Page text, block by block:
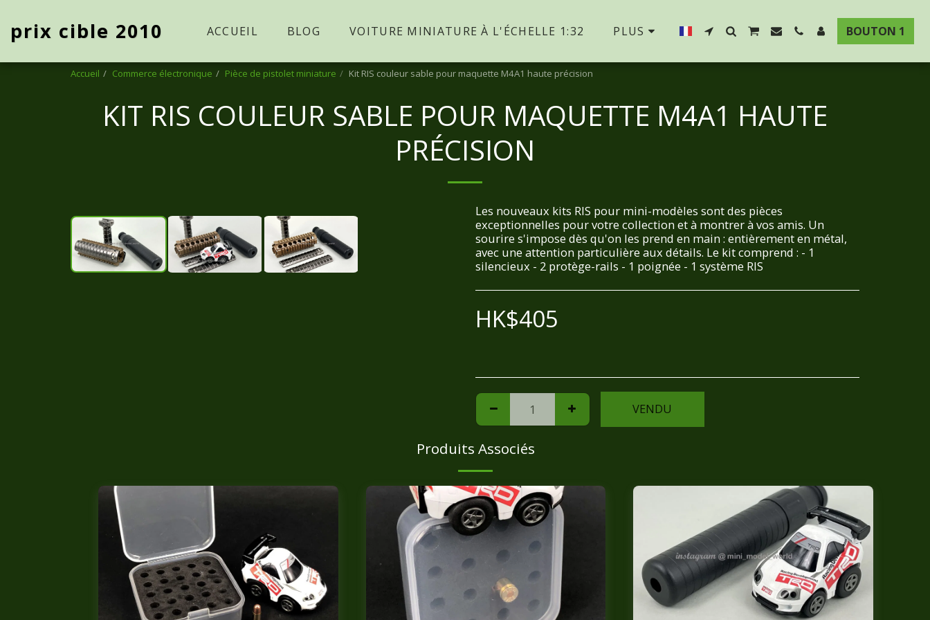
prix cible 2010 ACCUEIL BLOG VOITURE MINIATURE À L'ÉCHELLE 1:32 PLUS BOUTON 1
Accueil Commerce électronique Pièce de pistolet miniature Kit RIS couleur sable pour maquette M4A1 haute précision
KIT RIS COULEUR SABLE POUR MAQUETTE M4A1 HAUTE
PRÉCISION
Vendu
Les nouveaux kits RIS pour mini-modèles sont des pièces
exceptionnelles pour votre collection et à montrer à vos amis. Un
sourire s'impose dès qu'on les prend en main : entièrement en métal,
avec une attention particulière aux détails. Le kit comprend : - 1
silencieux - 2 protège-rails - 1 poignée - 1 système RIS
HK$405
VENDU
Produits Associés